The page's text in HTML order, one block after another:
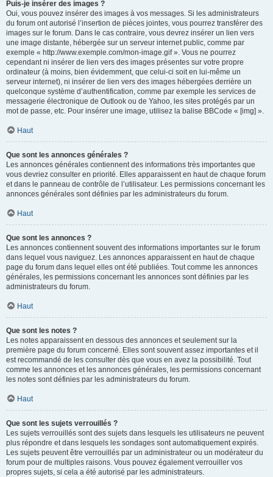
Puis-je insérer des images ?
Oui, vous pouvez insérer des images à vos messages. Si les administrateurs
du forum ont autorisé l’insertion de pièces jointes, vous pourrez transférer des
images sur le forum. Dans le cas contraire, vous devrez insérer un lien vers
une image distante, hébergée sur un serveur internet public, comme par
exemple « http://www.exemple.com/mon-image.gif ». Vous ne pourrez
cependant ni insérer de lien vers des images présentes sur votre propre
ordinateur (à moins, bien évidemment, que celui-ci soit en lui-même un
serveur internet), ni insérer de lien vers des images hébergées derrière un
quelconque système d’authentification, comme par exemple les services de
messagerie électronique de Outlook ou de Yahoo, les sites protégés par un
mot de passe, etc. Pour insérer une image, utilisez la balise BBCode « [img] ».
Haut
Que sont les annonces générales ?
Les annonces générales contiennent des informations très importantes que
vous devriez consulter en priorité. Elles apparaissent en haut de chaque forum
et dans le panneau de contrôle de l’utilisateur. Les permissions concernant les
annonces générales sont définies par les administrateurs du forum.
Haut
Que sont les annonces ?
Les annonces contiennent souvent des informations importantes sur le forum
dans lequel vous naviguez. Les annonces apparaissent en haut de chaque
page du forum dans lequel elles ont été publiées. Tout comme les annonces
générales, les permissions concernant les annonces sont définies par les
administrateurs du forum.
Haut
Que sont les notes ?
Les notes apparaissent en dessous des annonces et seulement sur la
première page du forum concerné. Elles sont souvent assez importantes et il
est recommandé de les consulter dès que vous en avez la possibilité. Tout
comme les annonces et les annonces générales, les permissions concernant
les notes sont définies par les administrateurs du forum.
Haut
Que sont les sujets verrouillés ?
Les sujets verrouillés sont des sujets dans lesquels les utilisateurs ne peuvent
plus répondre et dans lesquels les sondages sont automatiquement expirés.
Les sujets peuvent être verrouillés par un administrateur ou un modérateur du
forum pour de multiples raisons. Vous pouvez également verrouiller vos
propres sujets, si cela a été autorisé par les administrateurs.